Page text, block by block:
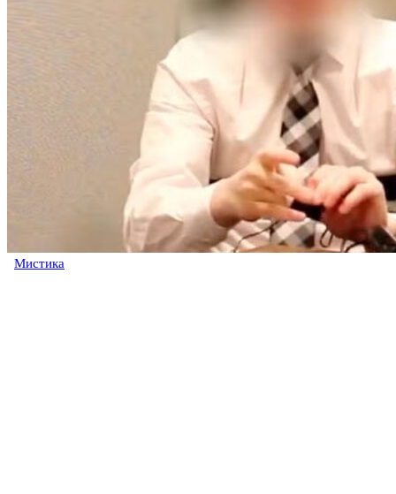
Мистика